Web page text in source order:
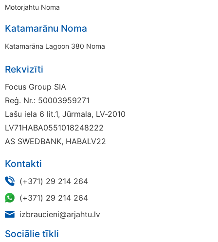
Motorjahtu Noma
Katamarānu Noma
Katamarāna Lagoon 380 Noma
Rekvizīti
Focus Group SIA
Reģ. Nr.: 50003959271
Lašu iela 6 lit.1, Jūrmala, LV-2010
LV71HABA0551018248222
AS SWEDBANK, HABALV22
Kontakti
(+371) 29 214 264
(+371) 29 214 264
izbraucieni@arjahtu.lv
Sociālie tīkli